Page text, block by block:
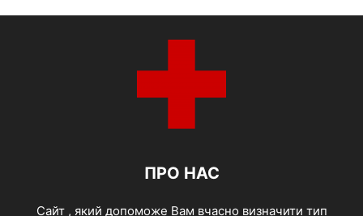
ПРО НАС
Cайт , який допоможе Вам вчасно визначити тип